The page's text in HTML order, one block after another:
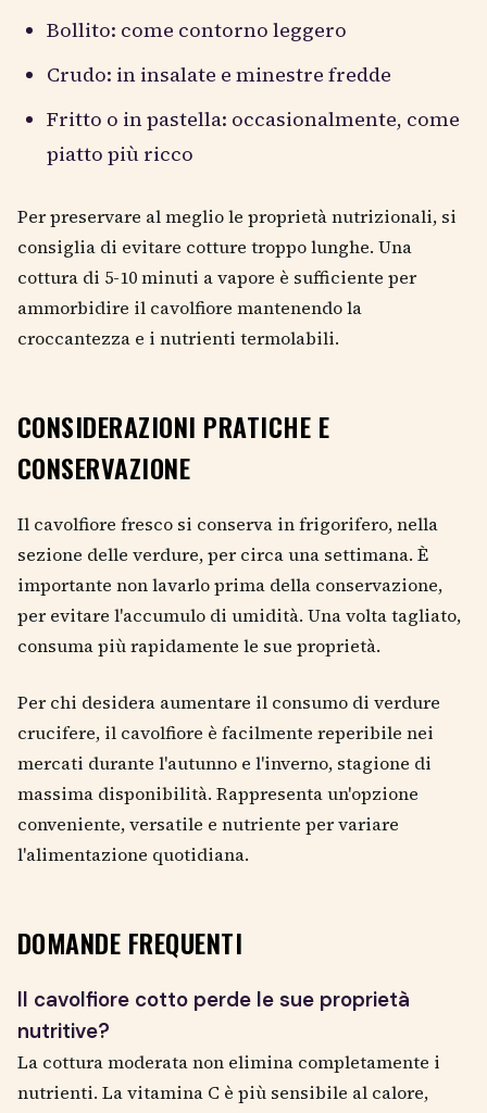
Bollito: come contorno leggero
Crudo: in insalate e minestre fredde
Fritto o in pastella: occasionalmente, come
piatto più ricco
Per preservare al meglio le proprietà nutrizionali, si
consiglia di evitare cotture troppo lunghe. Una
cottura di 5-10 minuti a vapore è sufficiente per
ammorbidire il cavolfiore mantenendo la
croccantezza e i nutrienti termolabili.
CONSIDERAZIONI PRATICHE E
CONSERVAZIONE
Il cavolfiore fresco si conserva in frigorifero, nella
sezione delle verdure, per circa una settimana. È
importante non lavarlo prima della conservazione,
per evitare l'accumulo di umidità. Una volta tagliato,
consuma più rapidamente le sue proprietà.
Per chi desidera aumentare il consumo di verdure
crucifere, il cavolfiore è facilmente reperibile nei
mercati durante l'autunno e l'inverno, stagione di
massima disponibilità. Rappresenta un'opzione
conveniente, versatile e nutriente per variare
l'alimentazione quotidiana.
DOMANDE FREQUENTI
Il cavolfiore cotto perde le sue proprietà
nutritive?
La cottura moderata non elimina completamente i
nutrienti. La vitamina C è più sensibile al calore,